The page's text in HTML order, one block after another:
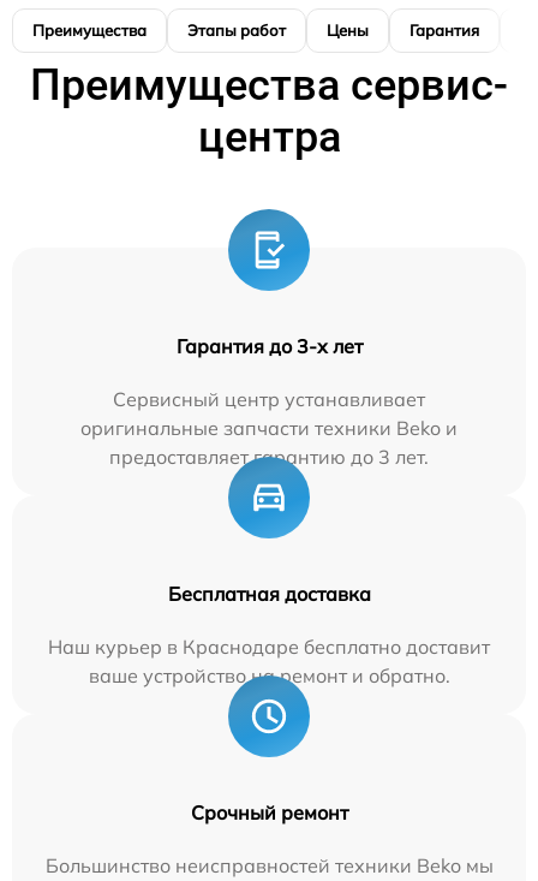
Преимущества Этапы работ Цены Гарантия
Преимущества сервис-
центра
Гарантия до 3-х лет
Сервисный центр устанавливает
оригинальные запчасти техники Beko и
предоставляет гарантию до 3 лет.
Бесплатная доставка
Наш курьер в Краснодаре бесплатно доставит
ваше устройство на ремонт и обратно.
Срочный ремонт
Большинство неисправностей техники Beko мы